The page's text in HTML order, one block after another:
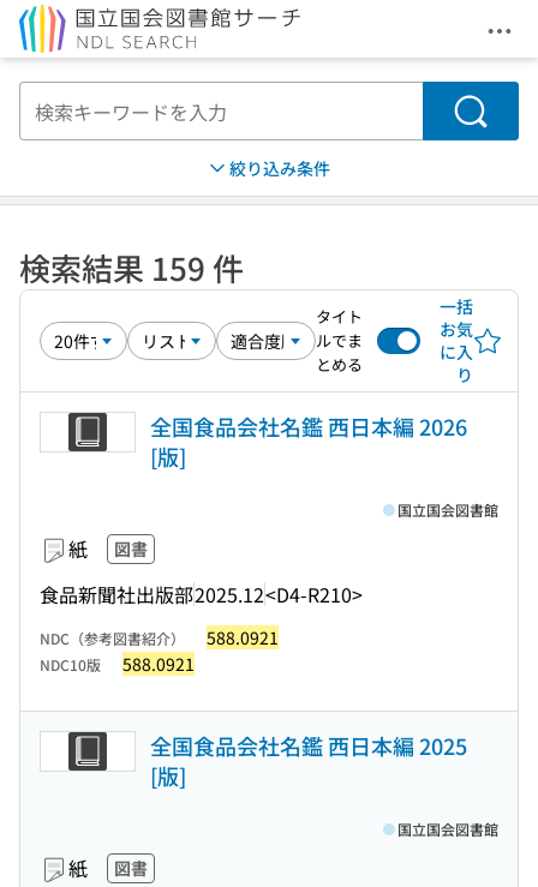
メ
検索
絞り込み条件
検索結果 159 件
タイト
ルでま
とめる
一括
お気
に入
り
全国食品会社名鑑 西日本編 2026
[版]
紙 図書
食品新聞社出版部2025.12<D4-R210>
国立国会図書館
NDC（参考図書紹介） 588.0921
NDC10版 588.0921
全国食品会社名鑑 西日本編 2025
[版]
紙 図書
国立国会図書館